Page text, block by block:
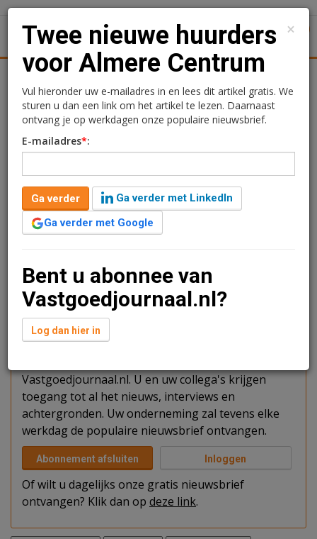
Twee nieuwe huurders
voor Almere Centrum
Redactie
16 augustus 2024 om 15:01
2 jaar geleden aangepast
1 minuut leestijd
Twee horecagelegenheden hebben een
uitgebreid.
Verder lezen?
U kunt het artikel niet volledig lezen omdat u nog
Vastgoedjournaal.nl. U en uw collega's krijgen
toegang tot al het nieuws, interviews en
achtergronden. Uw onderneming zal tevens elke
werkdag de populaire nieuwsbrief ontvangen.
Abonnement afsluiten Inloggen
Of wilt u dagelijks onze gratis nieuwsbrief
ontvangen? Klik dan op deze link.
×
Twee nieuwe huurders
voor Almere Centrum
Vul hieronder uw e-mailadres in en lees dit artikel gratis. We
sturen u dan een link om het artikel te lezen. Daarnaast
ontvang je op werkdagen onze populaire nieuwsbrief.
E-mailadres*:
Ga verder
Ga verder met LinkedIn
Ga verder met Google
Bent u abonnee van
Vastgoedjournaal.nl?
Log dan hier in